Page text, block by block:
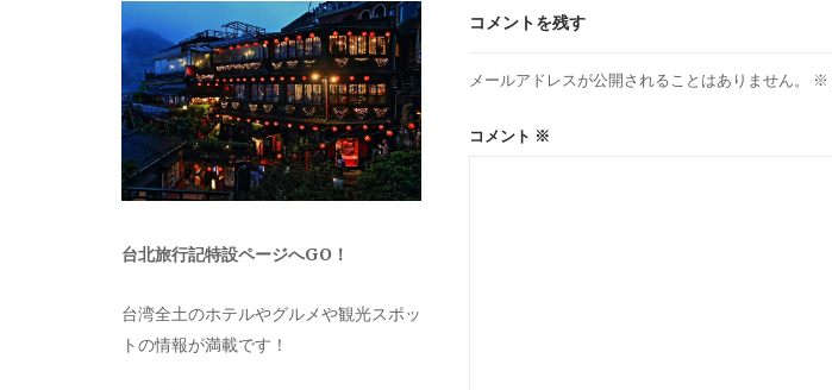
ン
コメントを残す
メールアドレスが公開されることはありません。 ※
コメント ※
台北旅行記特設ページへGO！
台湾全土のホテルやグルメや観光スポッ
トの情報が満載です！